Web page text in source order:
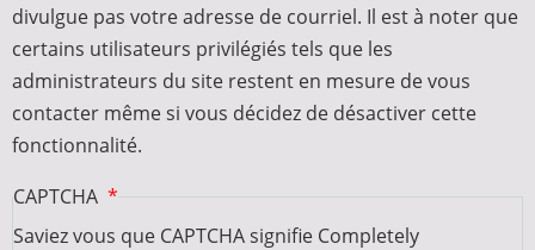
divulgue pas votre adresse de courriel. Il est à noter que
certains utilisateurs privilégiés tels que les
administrateurs du site restent en mesure de vous
contacter même si vous décidez de désactiver cette
fonctionnalité.
CAPTCHA
Saviez vous que CAPTCHA signifie Completely